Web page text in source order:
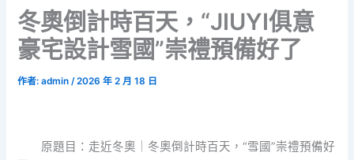
冬奧倒計時百天，“JIUYI俱意
豪宅設計雪國”崇禮預備好了
作者:admin/2026 年 2 月 18 日
原題目：走近冬奧｜冬奧倒計時百天，“雪國”崇禮預備好